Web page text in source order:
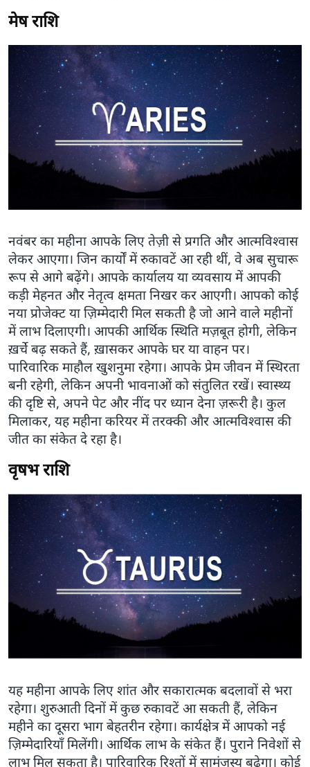
मेष राशि
नवंबर का महीना आपके लिए तेज़ी से प्रगति और आत्मविश्वास
लेकर आएगा। जिन कार्यों में रुकावटें आ रही थीं, वे अब सुचारू
रूप से आगे बढ़ेंगे। आपके कार्यालय या व्यवसाय में आपकी
कड़ी मेहनत और नेतृत्व क्षमता निखर कर आएगी। आपको कोई
नया प्रोजेक्ट या ज़िम्मेदारी मिल सकती है जो आने वाले महीनों
में लाभ दिलाएगी। आपकी आर्थिक स्थिति मज़बूत होगी, लेकिन
ख़र्चे बढ़ सकते हैं, ख़ासकर आपके घर या वाहन पर।
पारिवारिक माहौल खुशनुमा रहेगा। आपके प्रेम जीवन में स्थिरता
बनी रहेगी, लेकिन अपनी भावनाओं को संतुलित रखें। स्वास्थ्य
की दृष्टि से, अपने पेट और नींद पर ध्यान देना ज़रूरी है। कुल
मिलाकर, यह महीना करियर में तरक्की और आत्मविश्वास की
जीत का संकेत दे रहा है।
वृषभ राशि
यह महीना आपके लिए शांत और सकारात्मक बदलावों से भरा
रहेगा। शुरुआती दिनों में कुछ रुकावटें आ सकती हैं, लेकिन
महीने का दूसरा भाग बेहतरीन रहेगा। कार्यक्षेत्र में आपको नई
ज़िम्मेदारियाँ मिलेंगी। आर्थिक लाभ के संकेत हैं। पुराने निवेशों से
लाभ मिल सकता है। पारिवारिक रिश्तों में सामंजस्य बढ़ेगा। कोई